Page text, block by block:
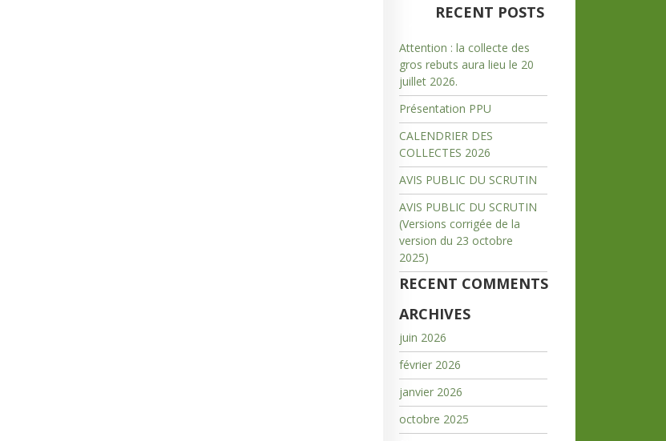
RECENT POSTS
Attention : la collecte des
gros rebuts aura lieu le 20
juillet 2026.
Présentation PPU
CALENDRIER DES
COLLECTES 2026
AVIS PUBLIC DU SCRUTIN
AVIS PUBLIC DU SCRUTIN
(Versions corrigée de la
version du 23 octobre
2025)
RECENT COMMENTS
ARCHIVES
juin 2026
février 2026
janvier 2026
octobre 2025